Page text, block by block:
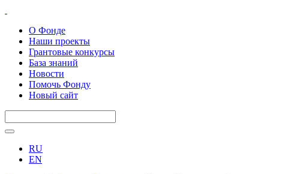
О Фонде
Наши проекты
Грантовые конкурсы
База знаний
Новости
Помочь Фонду
Новый сайт
RU
EN